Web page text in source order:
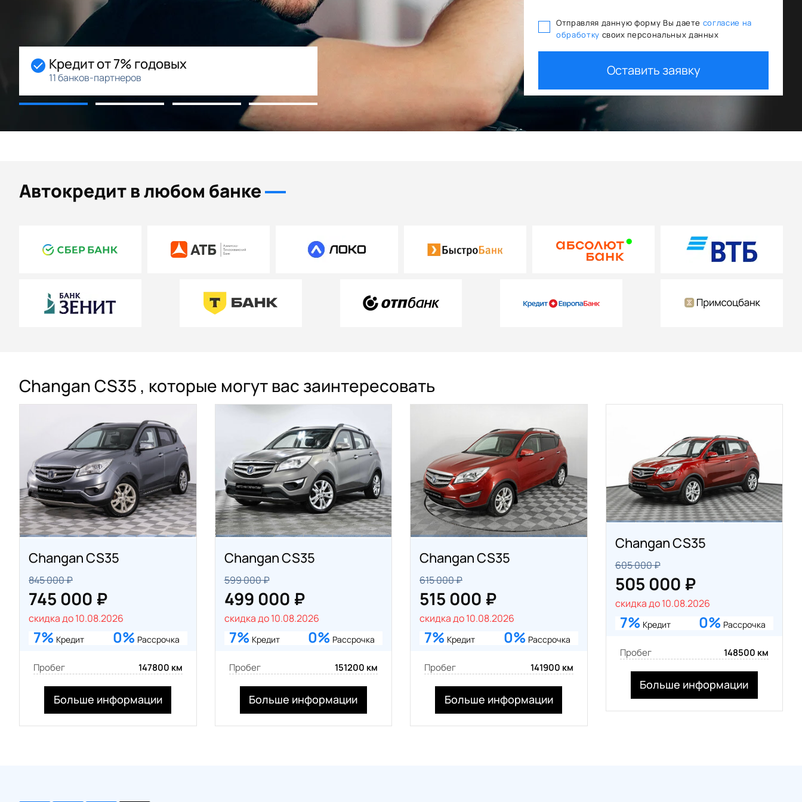
Начальный взнос 0%
Возможность рассрочки
Госпрограммы льготного кредитования Trade In как первый взнос
+ дополнительная скидка
Отправляя данную форму Вы даете согласие на
обработку своих персональных данных
Оставить заявку
Автокредит в любом банке
Changan CS35 , которые могут вас заинтересовать
Changan CS35
845 000 ₽
745 000 ₽
скидка до 10.08.2026
7% Кредит 0% Рассрочка
Пробег 147800 км
Больше информации
Changan CS35
599 000 ₽
499 000 ₽
скидка до 10.08.2026
7% Кредит 0% Рассрочка
Пробег 151200 км
Больше информации
Changan CS35
615 000 ₽
515 000 ₽
скидка до 10.08.2026
7% Кредит 0% Рассрочка
Пробег 141900 км
Больше информации
Changan CS35
605 000 ₽
505 000 ₽
скидка до 10.08.2026
7% Кредит 0% Рассрочка
Пробег 148500 км
Больше информации